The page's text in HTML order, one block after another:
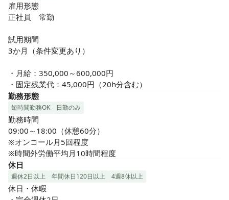
雇用形態
正社員　常勤
試用期間
3か月（条件変更あり）
・月給：350,000～600,000円
・固定残業代：45,000円（20h分含む）
勤務形態
短時間勤務OK 日勤のみ
勤務時間
09:00～18:00（休憩60分）
※オンコール月5回程度
※時間外労働平均月10時間程度
休日
週休2日以上 年間休日120日以上 4週8休以上
休日・休暇